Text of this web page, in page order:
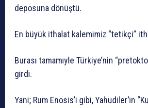
deposuna dönüştü.
En büyük ithalat kalemimiz “tetikçi”
Burası tamamıyle Türkiye’nin
girdi.
Yani; Rum Enosis’i gibi, Yahudiler’in